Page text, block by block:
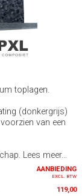
toplagen.
(donkergrijs)
van een
Lees meer...
AANBIEDING
EXCL. BTW
119,00